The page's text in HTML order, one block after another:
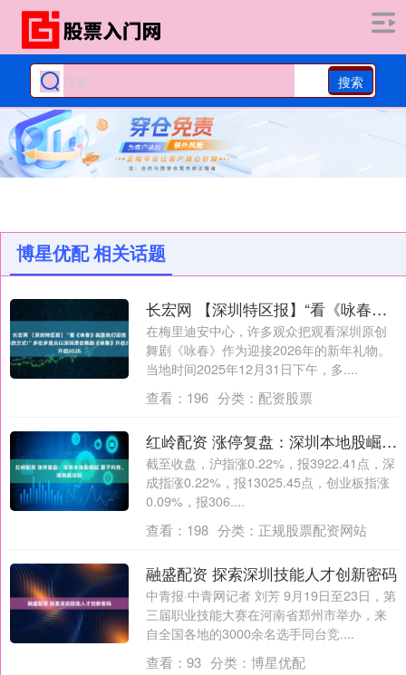
搜索
博星优配 相关话题
长宏网 【深圳特区报】“看《咏春》就是我们迎接新年的方式!”多伦多观众以深圳原创舞剧《咏春》开启2026
在梅里迪安中心，许多观众把观看深圳原创
舞剧《咏春》作为迎接2026年的新年礼物。
当地时间2025年12月31日下午，多....
查看： 196 分类： 配资股票
红岭配资 涨停复盘：深圳本地股崛起 量子科技、煤炭股活跃
截至收盘，沪指涨0.22%，报3922.41点，深
成指涨0.22%，报13025.45点，创业板指涨
0.09%，报306....
查看： 198 分类： 正规股票配资网站
融盛配资 探索深圳技能人才创新密码
中青报·中青网记者 刘芳 9月19日至23日，第
三届职业技能大赛在河南省郑州市举办，来
自全国各地的3000余名选手同台竞....
查看： 93 分类： 博星优配